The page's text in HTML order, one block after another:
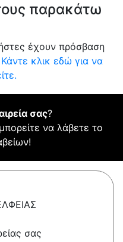
παρακάτω
έχουν πρόσβαση
Κάντε κλικ εδώ για να
σας?
να λάβετε το
σας